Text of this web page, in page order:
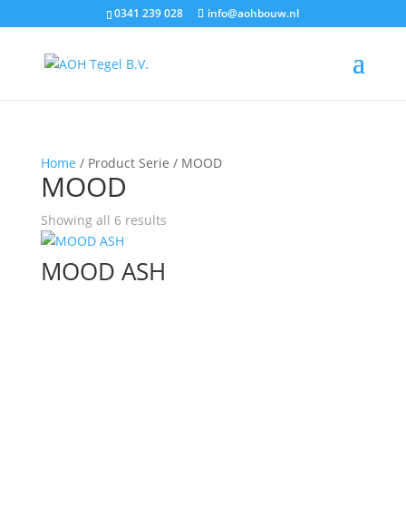
0341 239 028 info@aohbouw.nl
Home / Product Serie / MOOD
MOOD
Showing all 6 results
MOOD ASH